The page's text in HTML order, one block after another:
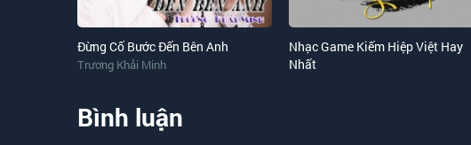
Đừng Cố Bước Đến Bên Anh
Trương Khải Minh
Nhạc Game Kiếm Hiệp Việt Hay
Nhất
Bình luận